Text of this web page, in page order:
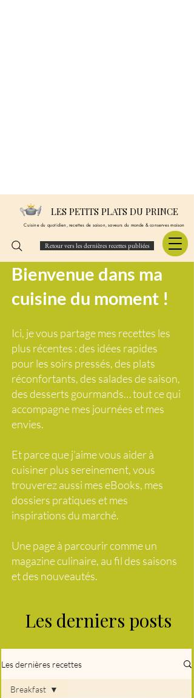
LES PETITS PLATS DU PRINCE
Cuisine du quotidien, recettes de saison, saveurs du monde & conserves maison
Retour vers les dernières recettes publiées
Bienvenue dans ma
cuisine du moment !
Ici, je vous partage mes recettes les
plus récentes : des idées rapides
pour les soirs pressés, des plats
réconfortants, des salades de saison,
des desserts gourmands… tout ce qui
accompagne mes journées et mes
envies.
Et parce que j’aime vous aider à
cuisiner plus sereinement, vous
trouverez aussi mes eBooks, mes
dossiers pratiques et mes
inspirations du marché.
Une page à parcourir comme un
magazine culinaire, au fil des saisons
et des nouveautés.
Les derniers posts
Les dernières recettes
Breakfast